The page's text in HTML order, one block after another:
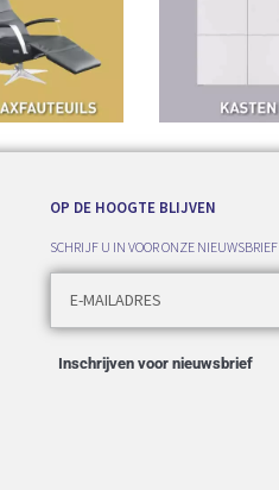
OP DE HOOGTE BLIJVEN
SCHRIJF U IN VOOR ONZE NIEUWSBRIEF
Inschrijven voor nieuwsbrief